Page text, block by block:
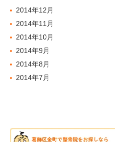
2014年12月
2014年11月
2014年10月
2014年9月
2014年8月
2014年7月